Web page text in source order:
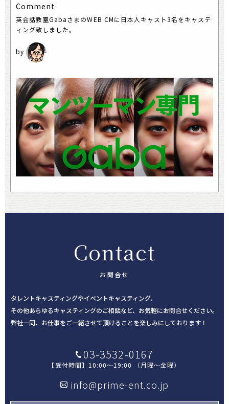
Comment
英会話教室GabaさまのWEB CMに日本人キャスト3名をキャステ
ィング致しました。
Contact
お問合せ
タレントキャスティングやイベントキャスティング、
その他あらゆるキャスティングのご相談など、お気軽にお問合せください。
弊社一同、お仕事をご一緒させて頂けることを楽しみにしております！
03-3532-0167
【受付時間】 10:00～19:00 （月曜～金曜）
info@prime-ent.co.jp